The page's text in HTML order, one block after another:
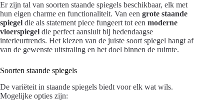
Er zijn tal van soorten staande spiegels beschikbaar, elk met
hun eigen charme en functionaliteit. Van een grote staande
spiegel die als statement piece fungeert tot een moderne
vloerspiegel die perfect aansluit bij hedendaagse
interieurtrends. Het kiezen van de juiste soort spiegel hangt af
van de gewenste uitstraling en het doel binnen de ruimte.
Soorten staande spiegels
De variëteit in staande spiegels biedt voor elk wat wils.
Mogelijke opties zijn: